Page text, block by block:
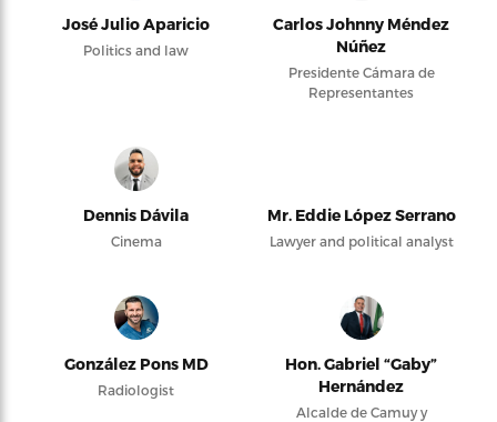
José Julio Aparicio
Politics and law
Carlos Johnny Méndez
Núñez
Presidente Cámara de
Representantes
Dennis Dávila
Cinema
Mr. Eddie López Serrano
Lawyer and political analyst
González Pons MD
Radiologist
Hon. Gabriel “Gaby”
Hernández
Alcalde de Camuy y